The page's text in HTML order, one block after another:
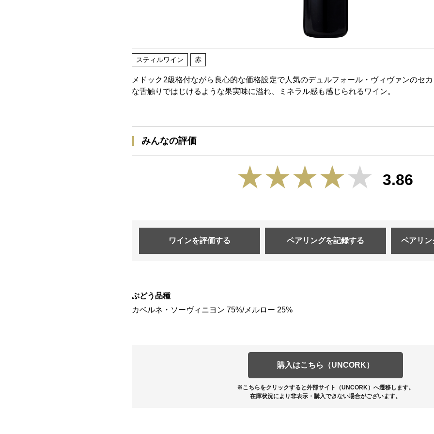
スティルワイン 赤
メドック2級格付ながら良心的な価格設定で人気のデュルフォール・ヴィヴァンのセ
な舌触りではじけるような果実味に溢れ、ミネラル感も感じられるワイン。
みんなの評価
3.86
ワインを評価する ペアリングを記録する ペアリン
ぶどう品種
カベルネ・ソーヴィニヨン 75%/メルロー 25%
購入はこちら（UNCORK）
※こちらをクリックすると外部サイト（UNCORK）へ遷移します。
在庫状況により非表示・購入できない場合がございます。